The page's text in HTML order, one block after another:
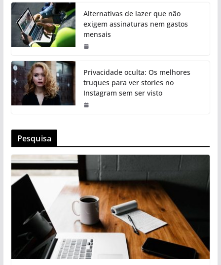
Alternativas de lazer que não
exigem assinaturas nem gastos
mensais
Privacidade oculta: Os melhores
truques para ver stories no
Instagram sem ser visto
Pesquisa